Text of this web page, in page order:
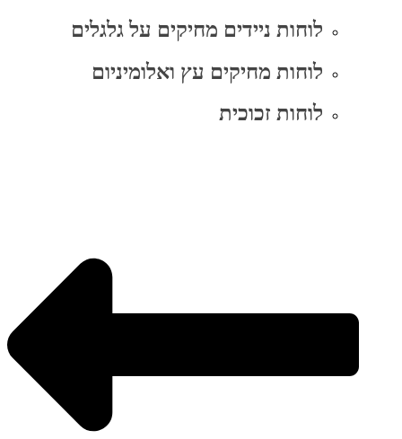
לוחות ניידים מחיקים על גלגלים
לוחות מחיקים עץ ואלומיניום
לוחות זכוכית